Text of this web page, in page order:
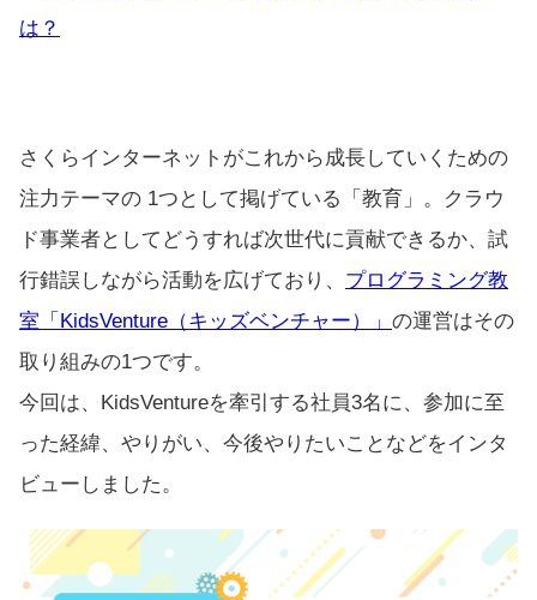
は？
さくらインターネットがこれから成長していくための
注力テーマの 1つとして掲げている「教育」。クラウ
ド事業者としてどうすれば次世代に貢献できるか、試
行錯誤しながら活動を広げており、 プログラミング教
室「KidsVenture（キッズベンチャー）」 の運営はその
取り組みの1つです。
今回は、KidsVentureを牽引する社員3名に、参加に至
った経緯、やりがい、今後やりたいことなどをインタ
ビューしました。